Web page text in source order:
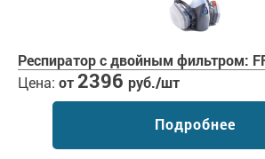
Респиратор с двойным фильтром:
Цена: от2396 руб./шт
Подробнее